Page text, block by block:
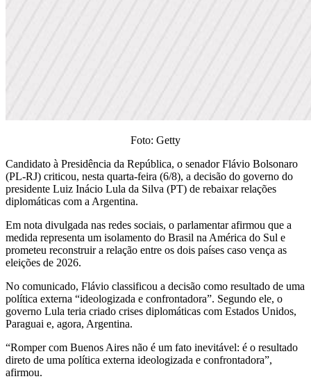
Foto: Getty
Candidato à Presidência da República, o senador Flávio Bolsonaro
(PL-RJ) criticou, nesta quarta-feira (6/8), a decisão do governo do
presidente Luiz Inácio Lula da Silva (PT) de rebaixar relações
diplomáticas com a Argentina.
Em nota divulgada nas redes sociais, o parlamentar afirmou que a
medida representa um isolamento do Brasil na América do Sul e
prometeu reconstruir a relação entre os dois países caso vença as
eleições de 2026.
No comunicado, Flávio classificou a decisão como resultado de uma
política externa “ideologizada e confrontadora”. Segundo ele, o
governo Lula teria criado crises diplomáticas com Estados Unidos,
Paraguai e, agora, Argentina.
“Romper com Buenos Aires não é um fato inevitável: é o resultado
direto de uma política externa ideologizada e confrontadora”,
afirmou.